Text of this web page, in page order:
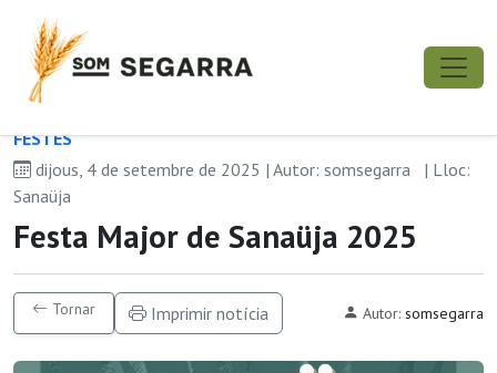
FESTES
dijous, 4 de setembre de 2025 | Autor: somsegarra
| Lloc:
Sanaüja
Festa Major de Sanaüja 2025
Tornar Imprimir notícia Autor: somsegarra